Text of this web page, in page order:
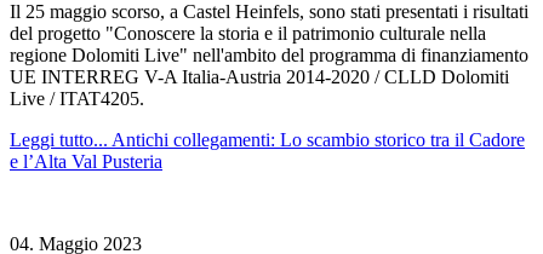
Il 25 maggio scorso, a Castel Heinfels, sono stati presentati i risultati
del progetto "Conoscere la storia e il patrimonio culturale nella
regione Dolomiti Live" nell'ambito del programma di finanziamento
UE INTERREG V-A Italia-Austria 2014-2020 / CLLD Dolomiti
Live / ITAT4205.
Leggi tutto... Antichi collegamenti: Lo scambio storico tra il Cadore
e l’Alta Val Pusteria
04. Maggio 2023